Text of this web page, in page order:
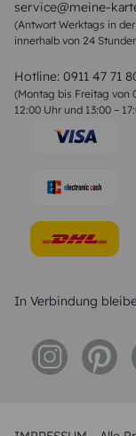
service@meine-
(Antwort Werktags in
innerhalb von 24
Hotline: 0911 47 71
(Montag bis Freitag von
12:00 Uhr und 13:00 –
Sprüche zur Hochzeit
Sprüche zur
Weihnachtsgedichte
Liebessprüche
Geburtstagssprüche
Trauersprüche
Konfirmation
In Verbindung